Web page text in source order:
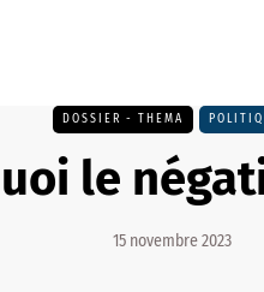
DOSSIER - THEMA
le
15 novembre 2023